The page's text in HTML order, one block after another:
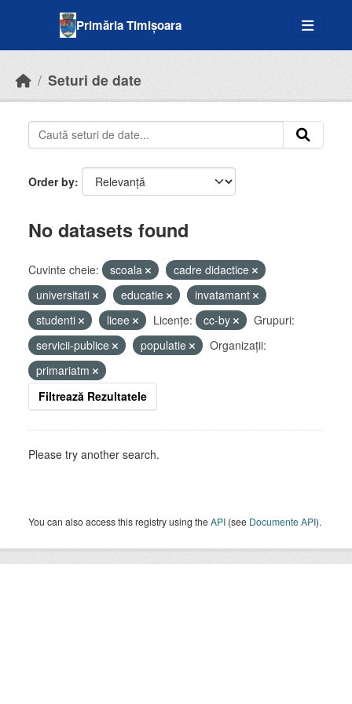
Primăria Timișoara
Seturi de date
Order by
No datasets found
Cuvinte cheie: scoala
cadre didactice
universitati
educatie
invatamant
studenti
licee Licenţe: cc-by
Grupuri:
servicii-publice
populatie
Organizații:
primariatm
Filtrează Rezultatele
Please try another search.
You can also access this registry using theAPI (see Documente API).